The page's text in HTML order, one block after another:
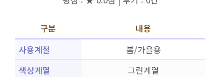
구분
내용
사용계절
봄/가을용
색상계열
그린계열